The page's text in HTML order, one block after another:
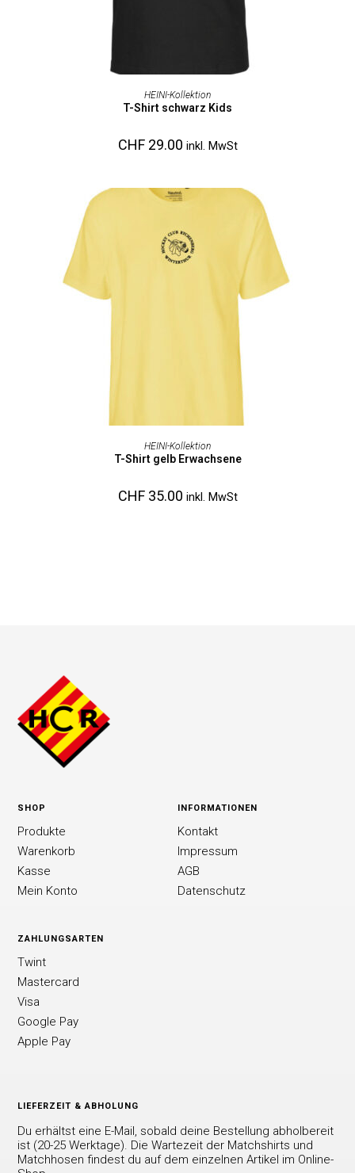
AUSFÜHRUNG WÄHLEN
HEINI-Kollektion
T-Shirt schwarz Kids
CHF29.00 inkl. MwSt
AUSFÜHRUNG WÄHLEN
HEINI-Kollektion
T-Shirt gelb Erwachsene
CHF35.00 inkl. MwSt
SHOP
Produkte
Warenkorb
Kasse
Mein Konto
INFORMATIONEN
Kontakt
Impressum
AGB
Datenschutz
ZAHLUNGSARTEN
Twint
Mastercard
Visa
Google Pay
Apple Pay
LIEFERZEIT & ABHOLUNG
Du erhältst eine E-Mail, sobald deine Bestellung abholbereit
ist (20-25 Werktage). Die Wartezeit der Matchshirts und
Matchhosen findest du auf dem einzelnen Artikel im Online-